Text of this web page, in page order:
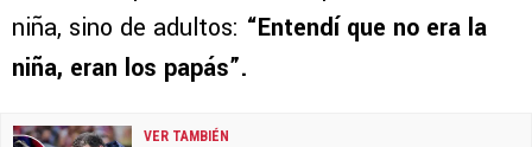
niña, sino de adultos: “Entendí que no era la
niña, eran los papás”.
VER TAMBIÉN